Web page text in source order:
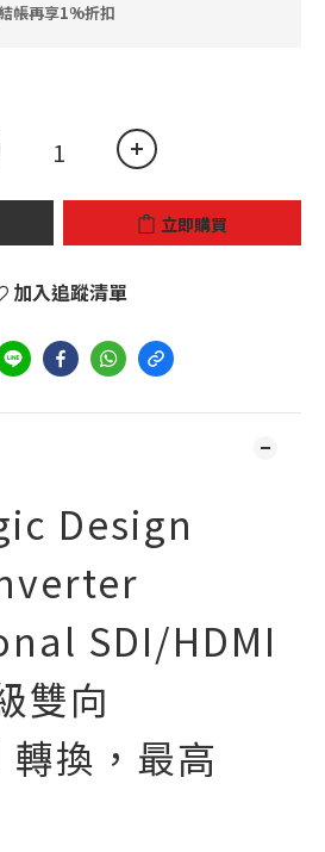
帳再享1%折扣
立即購買
加入追蹤清單
Design
SDI/HDMI
雙向
換，最高